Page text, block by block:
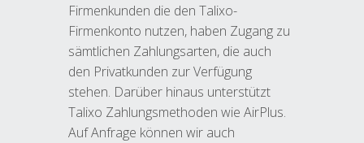
Firmenkunden die den Talixo-
Firmenkonto nutzen, haben Zugang zu
sämtlichen Zahlungsarten, die auch
den Privatkunden zur Verfügung
stehen. Darüber hinaus unterstützt
Talixo Zahlungsmethoden wie AirPlus.
Auf Anfrage können wir auch